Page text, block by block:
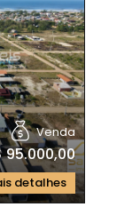
Venda
95.000,00
detalhes